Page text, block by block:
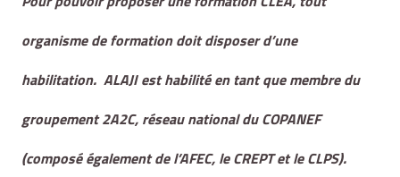
organisme de formation doit disposer d’une
habilitation. ALAJI est habilité en tant que membre du
groupement 2A2C, réseau national du COPANEF
(composé également de l’AFEC, le CREPT et le CLPS).